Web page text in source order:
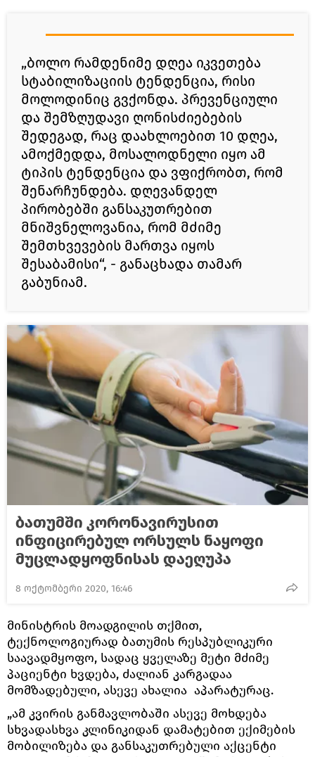
„ბოლო რამდენიმე დღეა იკვეთება
სტაბილიზაციის ტენდენცია, რისი
მოლოდინიც გვქონდა. პრევენციული
და შემზღუდავი ღონისძიებების
შედეგად, რაც დაახლოებით 10 დღეა,
ამოქმედდა, მოსალოდნელი იყო ამ
ტიპის ტენდენცია და ვფიქრობთ, რომ
შენარჩუნდება. დღევანდელ
პირობებში განსაკუთრებით
მნიშვნელოვანია, რომ მძიმე
შემთხვევების მართვა იყოს
შესაბამისი“, - განაცხადა თამარ
გაბუნიამ.
ბათუმში კორონავირუსით
ინფიცირებულ ორსულს ნაყოფი
მუცლადყოფნისას დაეღუპა
8 ოქტომბერი 2020, 16:46
მინისტრის მოადგილის თქმით,
ტექნოლოგიურად ბათუმის რესპუბლიკური
საავადმყოფო, სადაც ყველაზე მეტი მძიმე
პაციენტი ხვდება, ძალიან კარგადაა
მომზადებული, ასევე ახალია აპარატურაც.
„ამ კვირის განმავლობაში ასევე მოხდება
სხვადასხვა კლინიკიდან დამატებით ექიმების
მობილიზება და განსაკუთრებული აქცენტი